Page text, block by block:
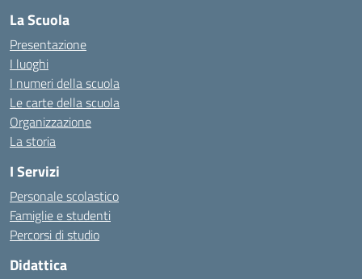
La Scuola
Presentazione
I luoghi
I numeri della scuola
Le carte della scuola
Organizzazione
La storia
I Servizi
Personale scolastico
Famiglie e studenti
Percorsi di studio
Didattica